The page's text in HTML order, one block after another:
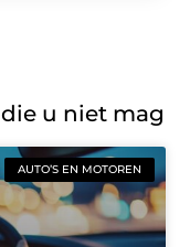
die u niet mag
AUTO’S EN MOTOREN